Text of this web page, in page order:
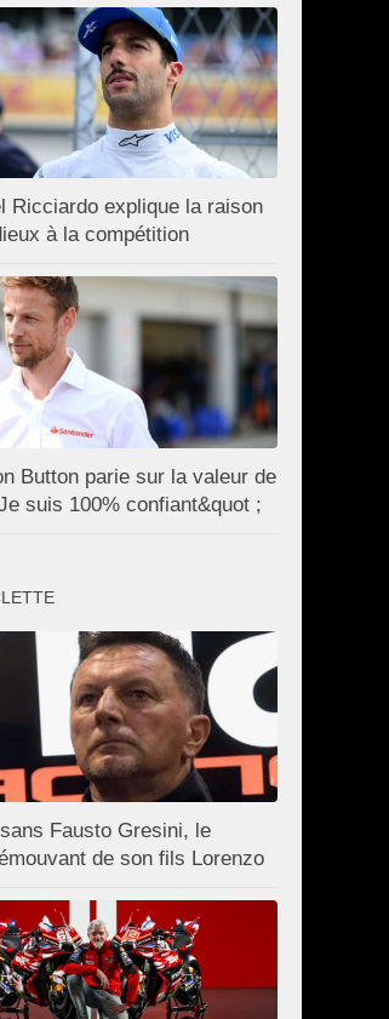
Ricciardo explique la raison
à la compétition
Button parie sur la valeur de
suis 100% confiant&quot ;
Fausto Gresini, le
de son fils Lorenzo